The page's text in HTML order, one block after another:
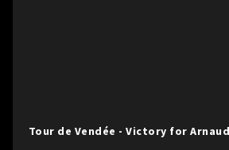
Tour de Vendée - Victory for